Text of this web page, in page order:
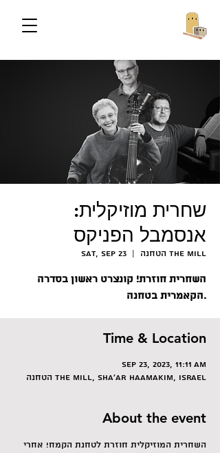
שחרית מוזיקלית:
אנסמבל הפניקס
Sat, Sep 23
  |
הטחנה The Mill
השחרית חוזרת! קונצרט ראשון בסדרה
הקאמרית בטחנה.
Time & Location
Sep 23, 2023, 11:11 AM
הטחנה The Mill, Sha'ar HaAmakim, Israel
About the event
השחרית המוזיקלית חוזרת לטחנת הקמח! אחרי